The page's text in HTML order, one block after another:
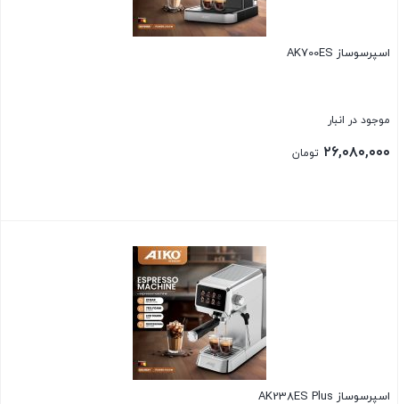
اسپرسوساز AK700ES
موجود در انبار
۲۶,۰۸۰,۰۰۰ تومان
اسپرسوساز AK238ES Plus